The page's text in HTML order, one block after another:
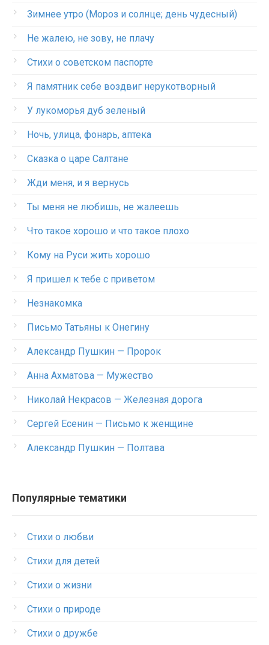
Зимнее утро (Мороз и солнце; день чудесный)
Не жалею, не зову, не плачу
Стихи о советском паспорте
Я памятник себе воздвиг нерукотворный
У лукоморья дуб зеленый
Ночь, улица, фонарь, аптека
Сказка о царе Салтане
Жди меня, и я вернусь
Ты меня не любишь, не жалеешь
Что такое хорошо и что такое плохо
Кому на Руси жить хорошо
Я пришел к тебе с приветом
Незнакомка
Письмо Татьяны к Онегину
Александр Пушкин — Пророк
Анна Ахматова — Мужество
Николай Некрасов — Железная дорога
Сергей Есенин — Письмо к женщине
Александр Пушкин — Полтава
Популярные тематики
Стихи о любви
Стихи для детей
Стихи о жизни
Стихи о природе
Стихи о дружбе